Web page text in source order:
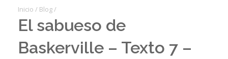
Inicio / Blog /
El sabueso de
Baskerville – Texto 7 –